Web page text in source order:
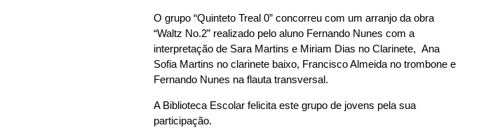
O grupo “Quinteto Treal 0” concorreu com um arranjo da obra
“Waltz No.2” realizado pelo aluno Fernando Nunes com a
interpretação de Sara Martins e Miriam Dias no Clarinete, Ana
Sofia Martins no clarinete baixo, Francisco Almeida no trombone e
Fernando Nunes na flauta transversal.
A Biblioteca Escolar felicita este grupo de jovens pela sua
participação.